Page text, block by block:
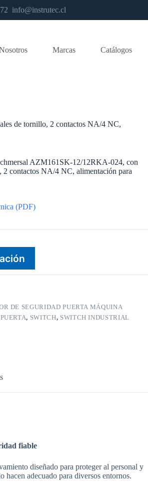
info@instrutec.cl
Marcas Catálogos
de tornillo, 2 contactos NA/4 NC,
AZM161SK-12/12RKA-024, con
2 contactos NA/4 NC, alimentación para
(PDF)
DE SEGURIDAD PUERTA MÁQUINA
, SWITCH, SWITCH INDUSTRIAL
fiable
diseñado para proteger al personal y
hacen adecuado para diversos entornos.